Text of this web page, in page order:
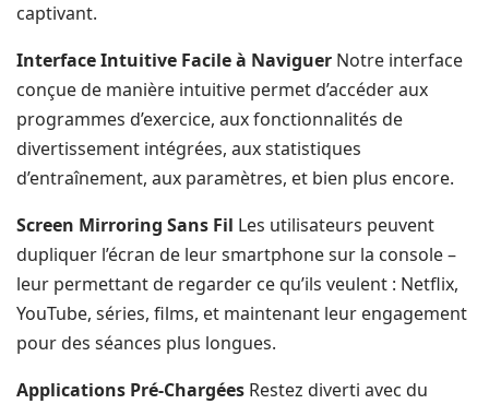
captivant.
Interface Intuitive Facile à Naviguer Notre interface
conçue de manière intuitive permet d’accéder aux
programmes d’exercice, aux fonctionnalités de
divertissement intégrées, aux statistiques
d’entraînement, aux paramètres, et bien plus encore.
Screen Mirroring Sans Fil Les utilisateurs peuvent
dupliquer l’écran de leur smartphone sur la console –
leur permettant de regarder ce qu’ils veulent : Netflix,
YouTube, séries, films, et maintenant leur engagement
pour des séances plus longues.
Applications Pré-Chargées Restez diverti avec du